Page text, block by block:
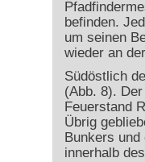
befinden.
um seinen
wieder an
Südöstlich
(Abb. 8).
Feuerstand
Übrig
Bunkers und
innerhalb